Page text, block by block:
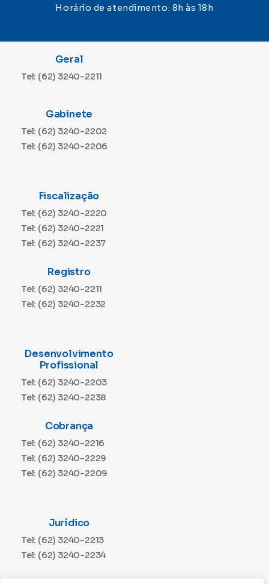
Horário de atendimento: 8h às 18h
Geral
Tel: (62) 3240-2211
Gabinete
Tel: (62) 3240-2202
Tel: (62) 3240-2206
Fiscalização
Tel: (62) 3240-2220
Tel: (62) 3240-2221
Tel: (62) 3240-2237
Registro
Tel: (62) 3240-2211
Tel: (62) 3240-2232
Desenvolvimento
Profissional
Tel: (62) 3240-2203
Tel: (62) 3240-2238
Cobrança
Tel: (62) 3240-2216
Tel: (62) 3240-2229
Tel: (62) 3240-2209
Jurídico
Tel: (62) 3240-2213
Tel: (62) 3240-2234